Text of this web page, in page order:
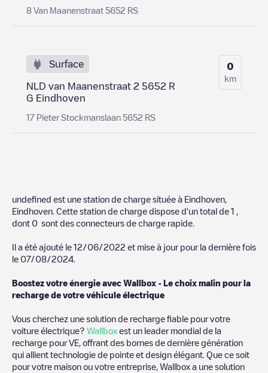
8 Van Maanenstraat 5652 RS
Surface
NLD van Maanenstraat 2 5652 R
G Eindhoven
17 Pieter Stockmanslaan 5652 RS
0
km
undefined est une station de charge située à Eindhoven
Eindhoven . Cette station de charge dispose d'un total de 1
dont 0 sont des connecteurs de charge rapide.
Il a été ajouté le 12/06/2022 et mise à jour pour la dernière fois
le 07/08/2024
Boostez votre énergie avec Wallbox - Le choix malin pour la
recharge de votre véhicule électrique
Vous cherchez une solution de recharge fiable pour votre
voiture électrique? Wallbox est un leader mondial de la
recharge pour VE, offrant des bornes de dernière génération
qui allient technologie de pointe et design élégant. Que ce soit
pour votre maison ou votre entreprise, Wallbox a une solution